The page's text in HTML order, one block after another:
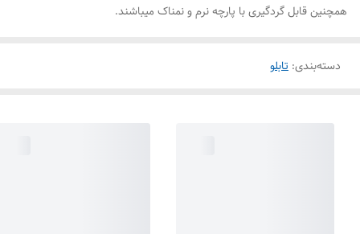
همچنین قابل گردگیری با پارچه نرم و نمناک میباشند.
دسته‌بندی: تابلو